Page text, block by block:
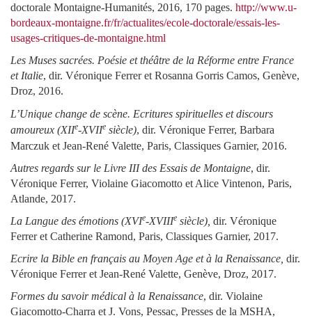
doctorale Montaigne-Humanités, 2016, 170 pages. http://www.u-
bordeaux-montaigne.fr/fr/actualites/ecole-doctorale/essais-les-
usages-critiques-de-montaigne.html
Les Muses sacrées. Poésie et théâtre de la Réforme entre France
et Italie, dir. Véronique Ferrer et Rosanna Gorris Camos, Genève,
Droz, 2016.
L’Unique change de scène. Ecritures spirituelles et discours
amoureux (XIIe-XVIIe siècle), dir. Véronique Ferrer, Barbara
Marczuk et Jean-René Valette, Paris, Classiques Garnier, 2016.
Autres regards sur le Livre III des Essais de Montaigne, dir.
Véronique Ferrer, Violaine Giacomotto et Alice Vintenon, Paris,
Atlande, 2017.
La Langue des émotions (XVIe-XVIIIe siècle), dir. Véronique
Ferrer et Catherine Ramond, Paris, Classiques Garnier, 2017.
Ecrire la Bible en français au Moyen Age et à la Renaissance, dir.
Véronique Ferrer et Jean-René Valette, Genève, Droz, 2017.
Formes du savoir médical à la Renaissance, dir. Violaine
Giacomotto-Charra et J. Vons, Pessac, Presses de la MSHA,